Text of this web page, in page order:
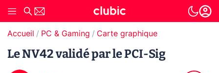
Accueil PC & Gaming Carte graphique
Le NV42 validé par le PCI-Sig